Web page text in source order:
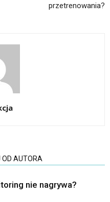
przetrenowania?
OD AUTORA
nie nagrywa?